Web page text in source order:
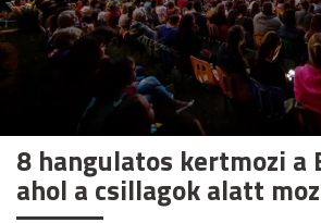
8 hangulatos kertmozi a
ahol a csillagok alatt